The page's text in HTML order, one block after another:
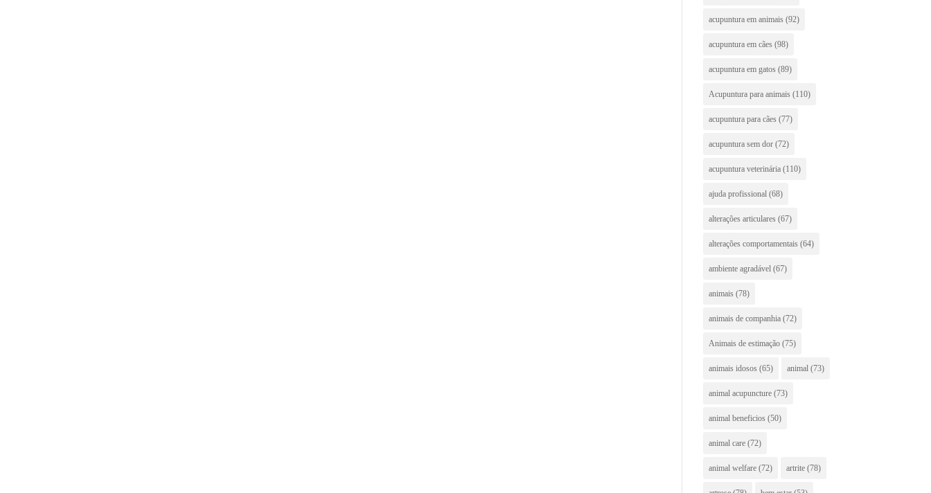
acupuntura em animais (92)
acupuntura em cães (98)
acupuntura em gatos (89)
Acupuntura para animais (110)
acupuntura para cães (77)
acupuntura sem dor (72)
acupuntura veterinária (110)
ajuda profissional (68)
alterações articulares (67)
alterações comportamentais (64)
ambiente agradável (67)
animais (78)
animais de companhia (72)
Animais de estimação (75)
animais idosos (65) animal (73)
animal acupuncture (73)
animal beneficios (50)
animal care (72)
animal welfare (72) artrite (78)